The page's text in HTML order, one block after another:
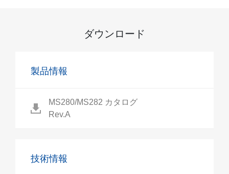
ダウンロード
製品情報
MS280/MS282 カタログ
Rev.A
技術情報